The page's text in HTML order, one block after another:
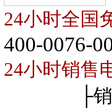
24小时全国
400-0076-
24小时销售
├销售一